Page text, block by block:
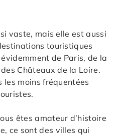
vaste, mais elle est aussi
touristiques
de Paris, de la
des Châteaux de la Loire.
les moins fréquentées
êtes amateur d’histoire
ce sont des villes qui